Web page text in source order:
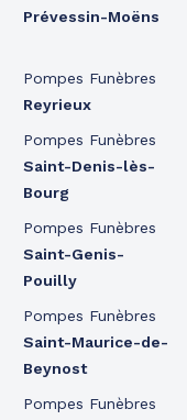
Prévessin-Moëns
Pompes Funèbres
Reyrieux
Pompes Funèbres
Saint-Denis-lès-
Bourg
Pompes Funèbres
Saint-Genis-
Pouilly
Pompes Funèbres
Saint-Maurice-de-
Beynost
Pompes Funèbres